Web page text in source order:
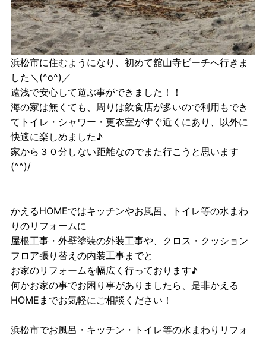
浜松市に住むようになり、初めて舘山寺ビーチへ行きま
した＼(^o^)／
遠浅で安心して遊ぶ事ができました！！
海の家は無くても、周りは飲食店が多いので利用もでき
てトイレ・シャワー・更衣室がすぐ近くにあり、以外に
快適に楽しめました♪
家から３０分しない距離なのでまた行こうと思います
(^^)/
かえるHOMEではキッチンやお風呂、トイレ等の水まわ
りのリフォームに
屋根工事・外壁塗装の外装工事や、クロス・クッション
フロア張り替えの内装工事までと
お家のリフォームを幅広く行っております♪
何かお家の事でお困り事がありましたら、是非かえる
HOMEまでお気軽にご相談ください！
浜松市でお風呂・キッチン・トイレ等の水まわりリフォ